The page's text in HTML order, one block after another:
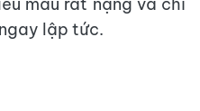
lập tức.